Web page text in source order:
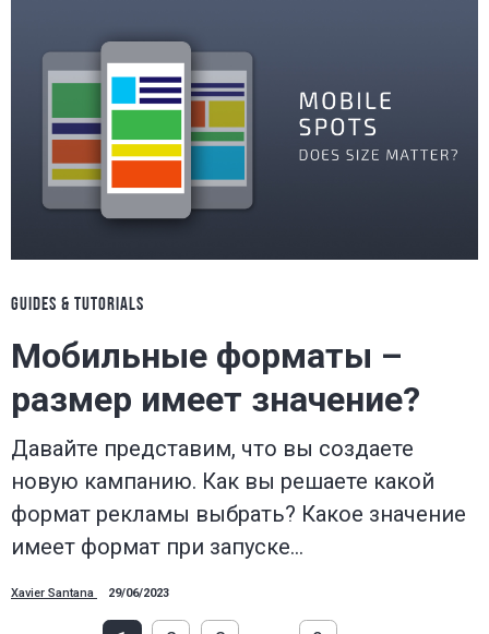
GUIDES & TUTORIALS
Мобильные форматы –
размер имеет значение?
Давайте представим, что вы создаете
новую кампанию. Как вы решаете какой
формат рекламы выбрать? Какое значение
имеет формат при запуске…
Xavier Santana 29/06/2023